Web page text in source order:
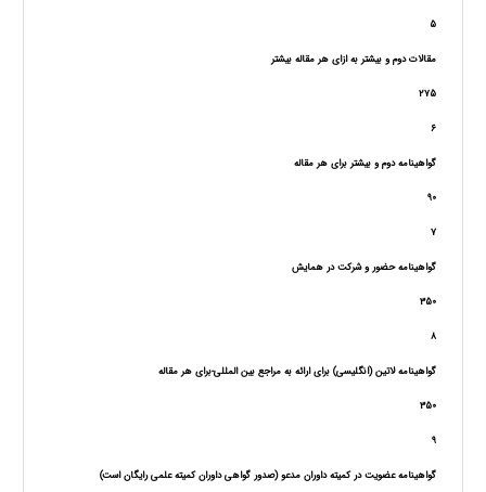
5
مقالات دوم و بیشتر به ازای هر مقاله بیشتر
275
6
گواهینامه دوم و بیشتر برای هر مقاله
90
7
گواهینامه حضور و شرکت در همایش
350
8
گواهینامه لاتین (انگلیسی) برای ارائه به مراجع بین المللی-برای هر مقاله
350
9
گواهینامه عضویت در کمیته داوران مدعو (صدور گواهی داوران کمیته علمی رایگان است)